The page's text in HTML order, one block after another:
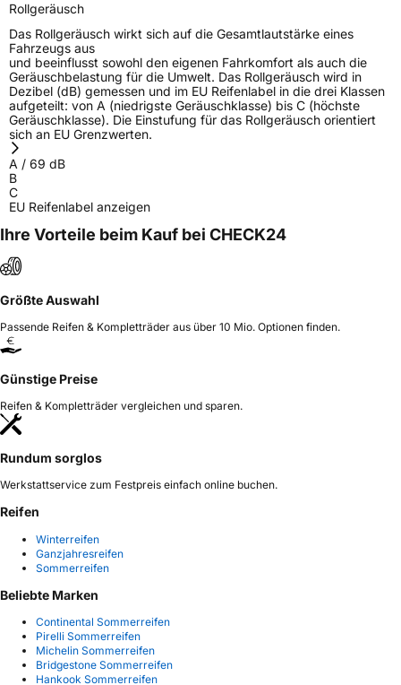
Rollgeräusch
Das Rollgeräusch wirkt sich auf die Gesamtlautstärke eines
Fahrzeugs aus
und beeinflusst sowohl den eigenen Fahrkomfort als auch die
Geräuschbelastung für die Umwelt. Das Rollgeräusch wird in
Dezibel (dB) gemessen und im EU Reifenlabel in die drei Klassen
aufgeteilt: von A (niedrigste Geräuschklasse) bis C (höchste
Geräuschklasse). Die Einstufung für das Rollgeräusch orientiert
sich an EU Grenzwerten.
A / 69 dB
B
C
EU Reifenlabel anzeigen
Ihre Vorteile beim Kauf bei CHECK24
Größte Auswahl
Passende Reifen & Kompletträder aus über 10 Mio. Optionen finden.
Günstige Preise
Reifen & Kompletträder vergleichen und sparen.
Rundum sorglos
Werkstattservice zum Festpreis einfach online buchen.
Reifen
Winterreifen
Ganzjahresreifen
Sommerreifen
Beliebte Marken
Continental Sommerreifen
Pirelli Sommerreifen
Michelin Sommerreifen
Bridgestone Sommerreifen
Hankook Sommerreifen